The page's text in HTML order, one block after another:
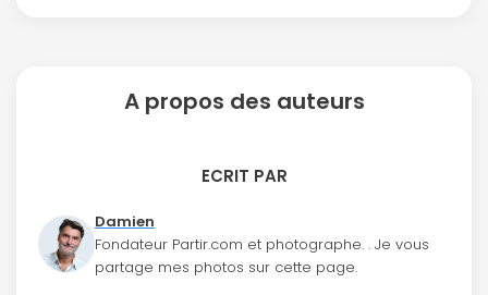
A propos des auteurs
ECRIT PAR
Damien
Fondateur Partir.com et photographe. . Je vous
partage mes photos sur cette page.